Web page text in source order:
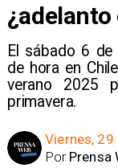
El sábado 6
de hora en
verano 2025
primavera.
Viernes,
Prensa
Por